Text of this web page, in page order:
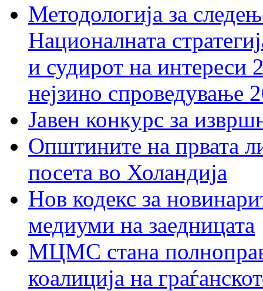
Методологија за
Националната
и судирот на интереси
нејзино спроведување
Јавен конкурс за
Општините на првата
посета во Холандија
Нов кодекс за
медиуми на заедницата
МЦМС стана
коалиција на